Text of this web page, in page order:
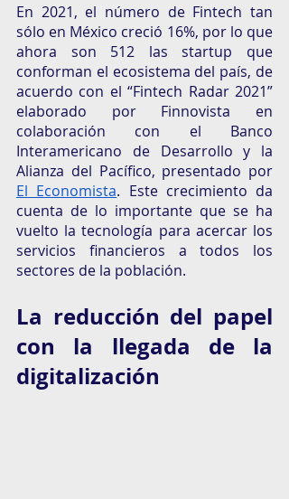
En 2021, el número de Fintech tan
sólo en México creció 16%, por lo que
ahora son 512 las startup que
conforman el ecosistema del país, de
acuerdo con el “Fintech Radar 2021”
elaborado por Finnovista en
colaboración con el Banco
Interamericano de Desarrollo y la
El Economista. Este crecimiento da
cuenta de lo importante que se ha
vuelto la tecnología para acercar los
servicios financieros a todos los
sectores de la población.
La reducción del papel
con la llegada de la
digitalización